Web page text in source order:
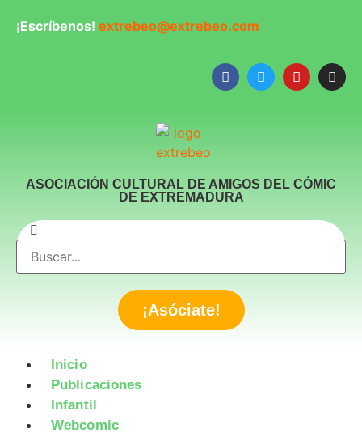
¡Escríbenos! extrebeo@extrebeo.com
ASOCIACIÓN CULTURAL DE AMIGOS DEL CÓMIC
DE EXTREMADURA
¡Asóciate!
Inicio
Publicaciones
Infantil
Webcomic